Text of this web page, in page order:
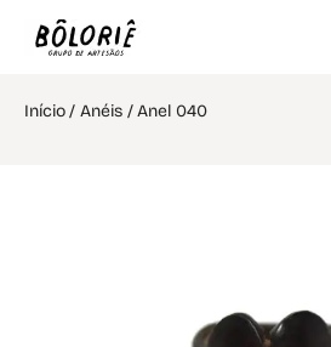
Início/Anéis/ Anel 040